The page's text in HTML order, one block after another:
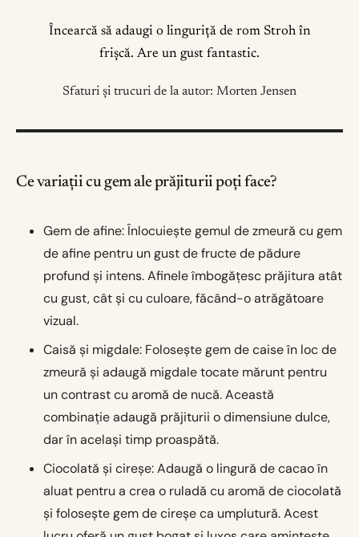
Încearcă să adaugi o linguriță de rom Stroh în
frișcă. Are un gust fantastic.
Sfaturi și trucuri de la autor: Morten Jensen
Ce variații cu gem ale prăjiturii poți face?
Gem de afine: Înlocuiește gemul de zmeură cu gem
de afine pentru un gust de fructe de pădure
profund și intens. Afinele îmbogățesc prăjitura atât
cu gust, cât și cu culoare, făcând-o atrăgătoare
vizual.
Caisă și migdale: Folosește gem de caise în loc de
zmeură și adaugă migdale tocate mărunt pentru
un contrast cu aromă de nucă. Această
combinație adaugă prăjiturii o dimensiune dulce,
dar în același timp proaspătă.
Ciocolată și cireșe: Adaugă o lingură de cacao în
aluat pentru a crea o ruladă cu aromă de ciocolată
și folosește gem de cireșe ca umplutură. Acest